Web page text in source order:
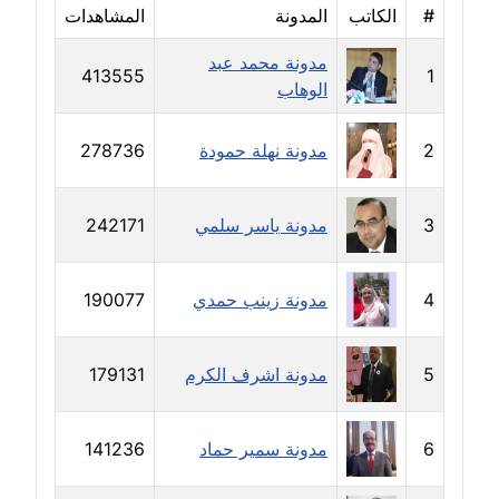
مدونة دعاء الشاهد
عاملة
مدونة دينا عاصم
عاملة
مدونة دينا منير
عاملة
مدونة راقية الدويك
عاملة
مدونة رانيا ثروت
عاملة
مدونة رجاء دياب
عاملة
# الكاتب المدونة المشاهدات
1
مدونة محمد عبد
الوهاب
413555
2 مدونة نهلة حمودة 278736
3 مدونة ياسر سلمي 242171
4 مدونة زينب حمدي 190077
5 مدونة اشرف الكرم 179131
6 مدونة سمير حماد 141236